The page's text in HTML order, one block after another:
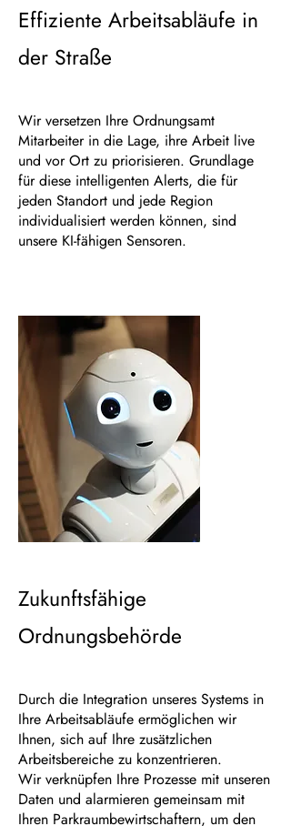
Effiziente Arbeitsabläufe in
der Straße
Wir versetzen Ihre Ordnungsamt
Mitarbeiter in die Lage, ihre Arbeit live
und vor Ort zu priorisieren. Grundlage
für diese intelligenten Alerts, die für
jeden Standort und jede Region
individualisiert werden können, sind
unsere KI-fähigen Sensoren.
Zukunftsfähige
Ordnungsbehörde
Durch die Integration unseres Systems in
Ihre Arbeitsabläufe ermöglichen wir
Ihnen, sich auf Ihre zusätzlichen
Arbeitsbereiche zu konzentrieren.
Wir verknüpfen Ihre Prozesse mit unseren
Daten und alarmieren gemeinsam mit
Ihren Parkraumbewirtschaftern, um den